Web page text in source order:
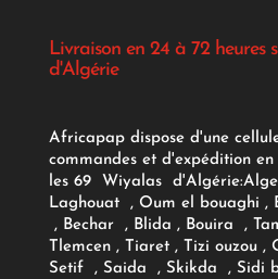
Livraison en 24 à 72 heures
d'Algérie
Africapap dispose d'une
commandes et d'expédition en
les 69 Wiyalas d'Algérie:
Laghouat , Oum el bouaghi ,
, Bechar , Blida , Bouira ,
Tlemcen , Tiaret , Tizi ouzou
Setif , Saida , Skikda , Sidi